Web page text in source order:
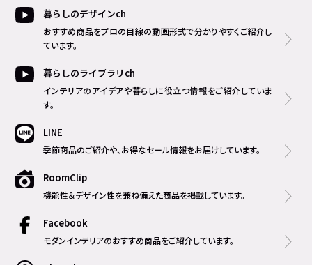
暮らしのデザインch
おすすめ商品をプロの目線の動画形式で分かりやすくご紹介し
ています。
暮らしのライブラリch
インテリアのアイデアや暮らしに役立つ情報をご紹介していま
す。
LINE
季節商品のご紹介や、お得なセール情報をお届けしています。
RoomClip
機能性＆デザイン性を兼ね備えた商品を掲載しています。
Facebook
モダンインテリアのおすすめ商品をご紹介しています。